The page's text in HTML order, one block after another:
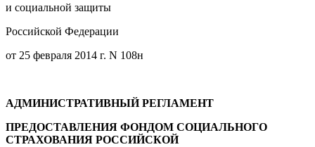
и социальной защиты
Российской Федерации
от 25 февраля 2014 г. N 108н
АДМИНИСТРАТИВНЫЙ РЕГЛАМЕНТ
ПРЕДОСТАВЛЕНИЯ ФОНДОМ СОЦИАЛЬНОГО
СТРАХОВАНИЯ РОССИЙСКОЙ